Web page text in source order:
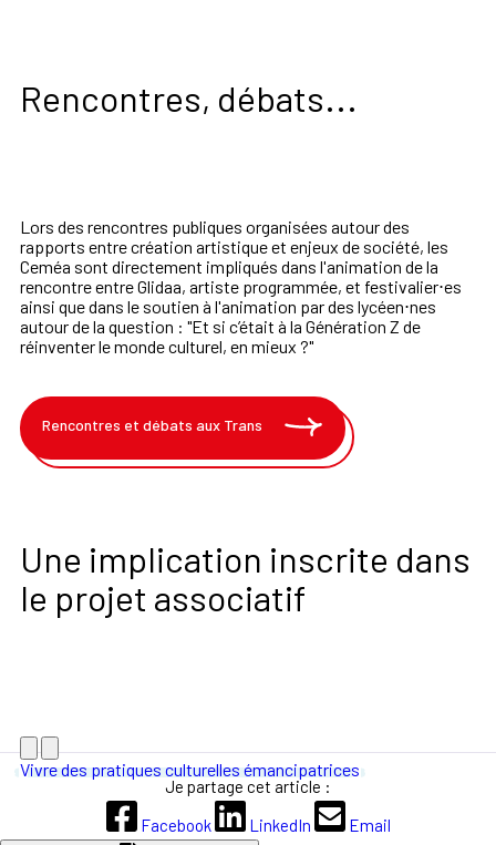
Rencontres, débats...
Lors des rencontres publiques organisées autour des
rapports entre création artistique et enjeux de société, les
Ceméa sont directement impliqués dans l'animation de la
rencontre entre Glidaa, artiste programmée, et festivalier⋅es
ainsi que dans le soutien à l'animation par des lycéen⋅nes
autour de la question : "Et si c’était à la Génération Z de
réinventer le monde culturel, en mieux ?"
Rencontres et débats aux Trans
Une implication inscrite dans
le projet associatif
Vivre des pratiques culturelles émancipatrices
Je partage cet article :
Facebook
LinkedIn Email